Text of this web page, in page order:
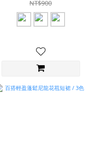
NT$900